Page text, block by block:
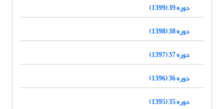
دوره 39 (1399)
دوره 38 (1398)
دوره 37 (1397)
دوره 36 (1396)
دوره 35 (1395)